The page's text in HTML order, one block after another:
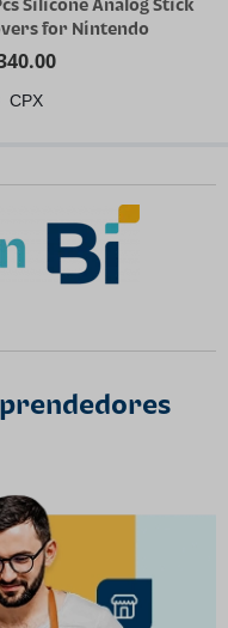
Silicone Analog Stick
for Nintendo
OLED, Joy-con
Thumb Grips,
Replacement Caps
CPX